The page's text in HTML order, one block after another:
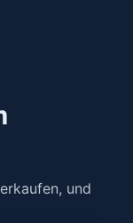
und